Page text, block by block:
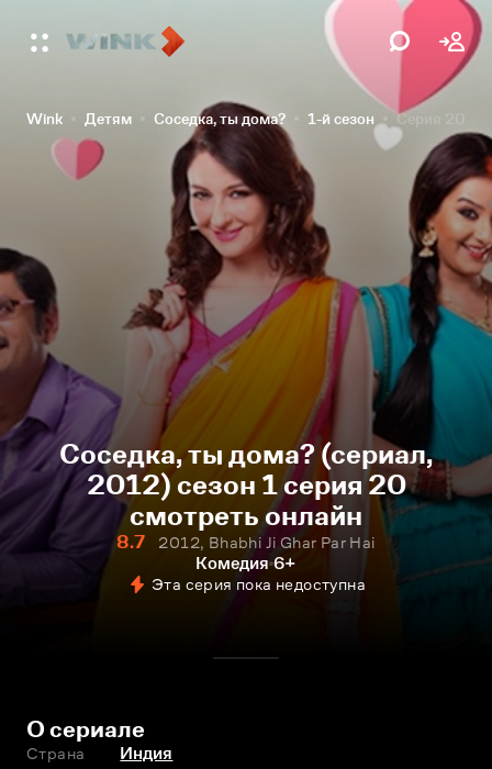
Wink Детям Соседка, ты дома? 1-й сезон Серия 20
Соседка, ты дома? (сериал,
2012) сезон 1 серия 20
смотреть онлайн
8.7
2012, Bhabhi Ji Ghar Par Hai
Комедия 6+
Эта серия пока недоступна
О сериале
Страна Индия